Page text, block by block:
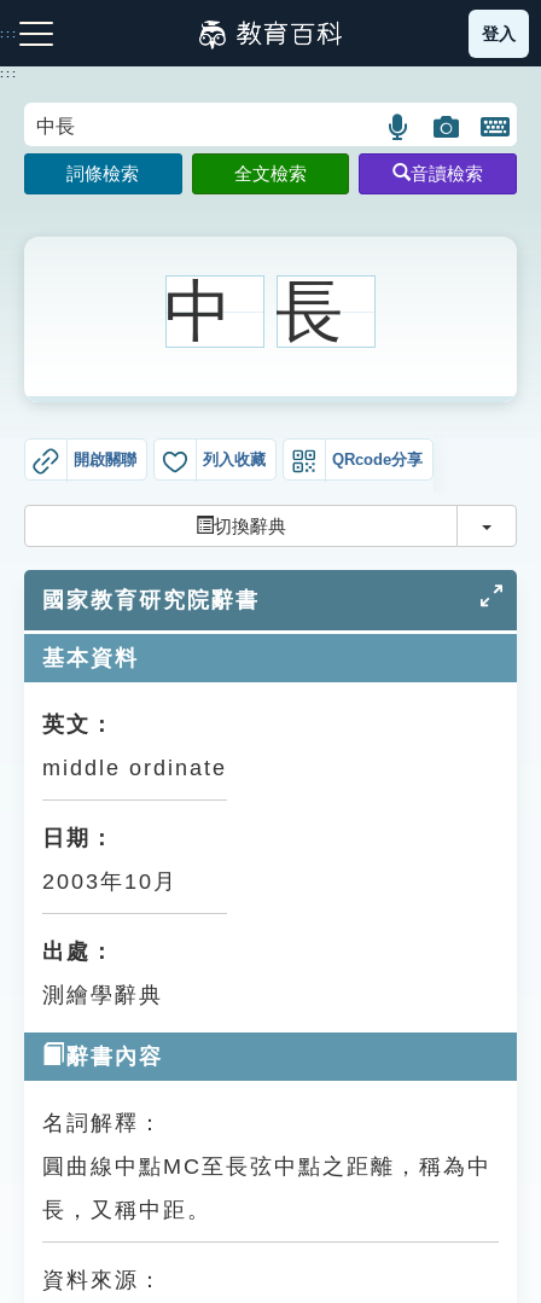
到
主
:::
注音索引圖示 筆畫索引圖示 部首索引表圖示
生字詞彙表
知識索引
單字索引
遊戲專區
教學應用
貓頭鷹博士
登入
:::
語
言
搜
圖
片
搜
開
鍵
圖
詞條檢索 全文檢索 音讀檢索
中 長
開啟關聯 列入收藏 QRcode分享
切換辭典 切換
國家教育研究院辭書
基本資料
英文：
middle ordinate
日期：
2003年10月
出處：
測繪學辭典
辭書內容
名詞解釋：
圓曲線中點MC至長弦中點之距離，稱為中
長，又稱中距。
資料來源：